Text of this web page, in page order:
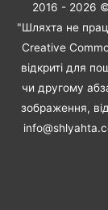
2016 - 2026
"Шляхта не
Creative
відкриті для
чи другому
зображення,